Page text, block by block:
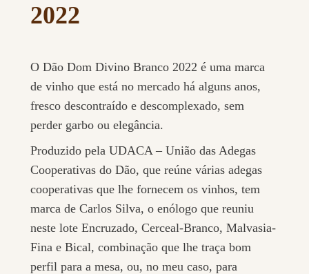
2022
O Dão Dom Divino Branco 2022 é uma marca
de vinho que está no mercado há alguns anos,
fresco descontraído e descomplexado, sem
perder garbo ou elegância.
Produzido pela UDACA – União das Adegas
Cooperativas do Dão, que reúne várias adegas
cooperativas que lhe fornecem os vinhos, tem
marca de Carlos Silva, o enólogo que reuniu
neste lote Encruzado, Cerceal-Branco, Malvasia-
Fina e Bical, combinação que lhe traça bom
perfil para a mesa, ou, no meu caso, para